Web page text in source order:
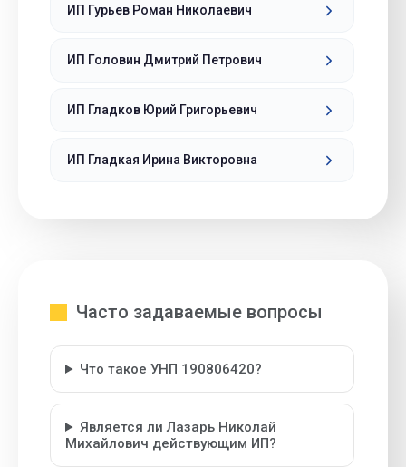
ИП Гурьев Роман Николаевич
ИП Головин Дмитрий Петрович
ИП Гладков Юрий Григорьевич
ИП Гладкая Ирина Викторовна
Часто задаваемые вопросы
Что такое УНП 190806420?
Является ли Лазарь Николай
Михайлович действующим ИП?